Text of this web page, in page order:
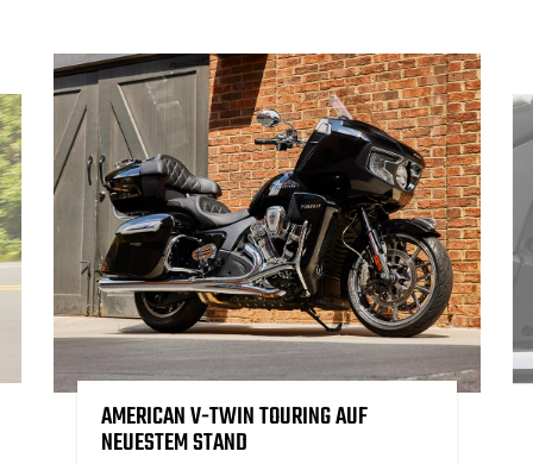
AMERICAN V-TWIN TOURING AUF
NEUESTEM STAND